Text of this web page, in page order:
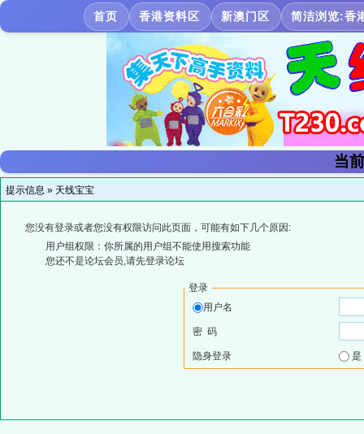
首页 香港资料区 新澳门区 简洁浏览:香
当
提示信息 » 天线宝宝
您没有登录或者您没有权限访问此页面，可能有如下几个原因:
用户组权限：你所属的用户组不能使用搜索功能
您还不是论坛会员,请先登录论坛
登录
用户名
密 码
隐身登录